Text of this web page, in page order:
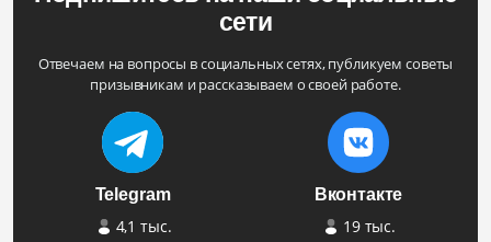
сети
Отвечаем на вопросы в социальных сетях, публикуем советы
призывникам и рассказываем о своей работе.
Telegram
4,1 тыс.
Вконтакте
19 тыс.